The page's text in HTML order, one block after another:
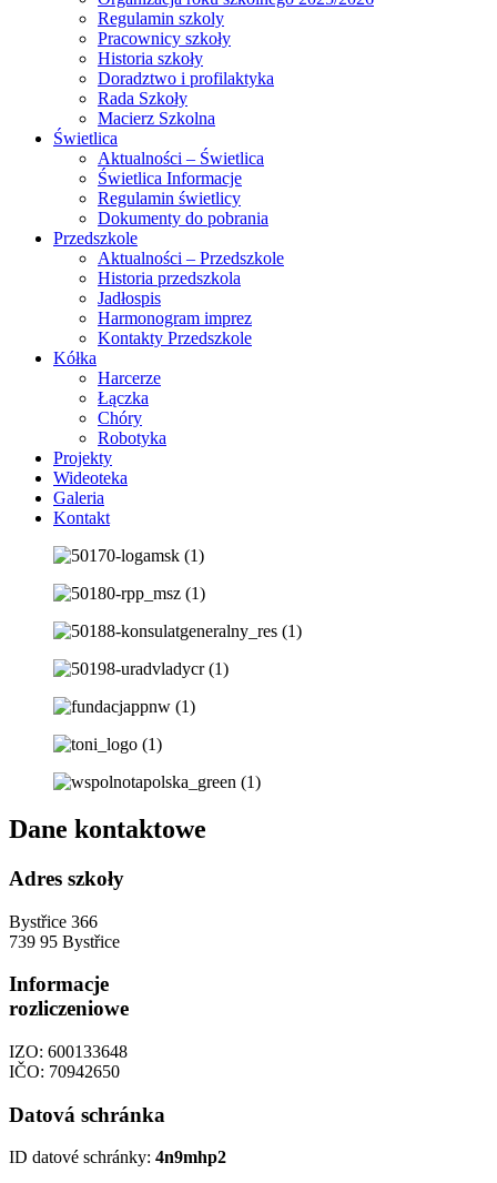
Regulamin szkoly
Pracownicy szkoły
Historia szkoły
Doradztwo i profilaktyka
Rada Szkoły
Macierz Szkolna
Świetlica
Aktualności – Świetlica
Świetlica Informacje
Regulamin świetlicy
Dokumenty do pobrania
Przedszkole
Aktualności – Przedszkole
Historia przedszkola
Jadłospis
Harmonogram imprez
Kontakty Przedszkole
Kółka
Harcerze
Łączka
Chóry
Robotyka
Projekty
Wideoteka
Galeria
Kontakt
Dane kontaktowe
Adres szkoły
Bystřice 366
739 95 Bystřice
Informacje
rozliczeniowe
IZO: 600133648
IČO: 70942650
Datová schránka
ID datové schránky: 4n9mhp2